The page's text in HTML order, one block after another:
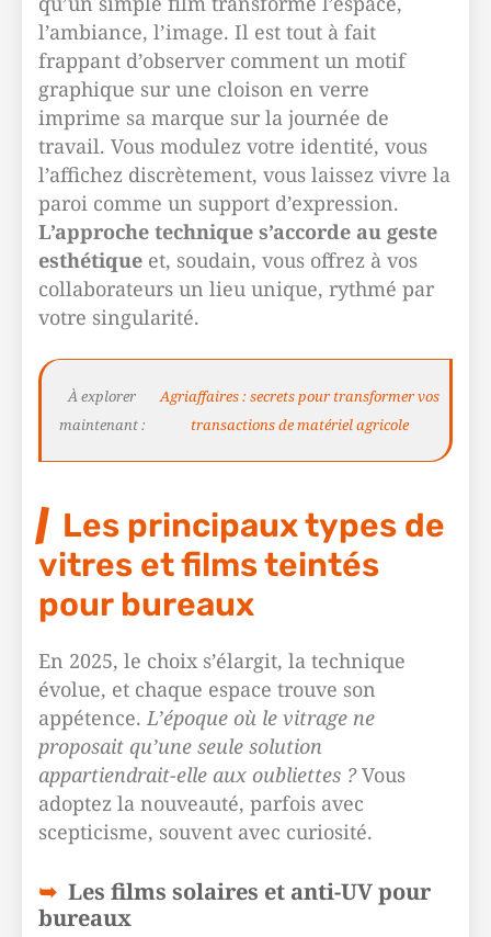
l’ambiance, l’image. Il est tout à fait
frappant d’observer comment un motif
graphique sur une cloison en verre
imprime sa marque sur la journée de
travail. Vous modulez votre identité, vous
l’affichez discrètement, vous laissez vivre la
paroi comme un support d’expression.
L’approche technique s’accorde au geste
esthétique et, soudain, vous offrez à vos
collaborateurs un lieu unique, rythmé par
votre singularité.
À explorer
maintenant :
Agriaffaires : secrets pour transformer vos
transactions de matériel agricole
Les principaux types de
vitres et films teintés
pour bureaux
En 2025, le choix s’élargit, la technique
évolue, et chaque espace trouve son
appétence.L’époque où le vitrage ne
proposait qu’une seule solution
appartiendrait-elle aux oubliettes ?Vous
adoptez la nouveauté, parfois avec
scepticisme, souvent avec curiosité.
Les films solaires et anti-UV pour
bureaux